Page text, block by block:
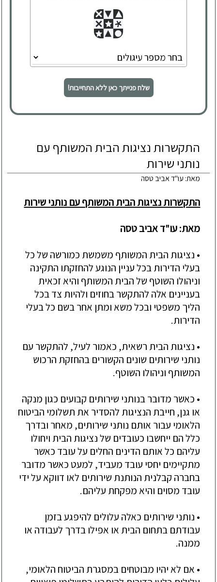
שלח פנייתך כאן ללא התחייבות!
התקשרות נציגות הבית המשותף עם
נותני שירות
מאת: עו"ד אביב טסה
התקשרות נציגות הבית המשותף עם נותני שירות
מאת: עו"ד אביב טסה
• נציגות הבית המשותף משמשת כמורשה של כל
בעלי הדירות בכל עניין הנוגע להחזקתו התקינה
וניהולו השוטף של הבית המשותף והיא זכאית
בעניינים אלה להתקשר בחוזים ולהיות צד בכל
הליך משפטי ובכל משא ומתן אחר בשם כל בעלי
הדירות.
• נציגות הבית רשאית, כאמור לעיל, להתקשר עם
נותני שירותים שונים הקשורים בהחזקת הרכוש
המשותף וניהולו השוטף.
• כאשר מדובר בנותני שירותים קבועים כגון מנקה
או גנן, חייבת הנציגות להסדיר את תשלומי הביטוח
הלאומי עבור אותם נותני שירותים, מאחר ובדרך
כלל הם ייחשבו כעובדים של נציגות הבית ויחולו
עליהם כל אותם הדינים החלים על עובד כאשר
מתקיימים יחסי עובד מעביד, למעט כאשר מדובר
בחברה קבלנית הנותנת שירותים לאו דווקא על ידי
עובד מסוים והיא מפקחת עליהם.
• נותני שירותים כאלה עלולים להיפגע בזמן
עבודתם בתחום הבית או אפילו בדרך לעבודה או
ממנה.
• אם לא יהיו מבוטחים במסגרת הביטוח הלאומי,